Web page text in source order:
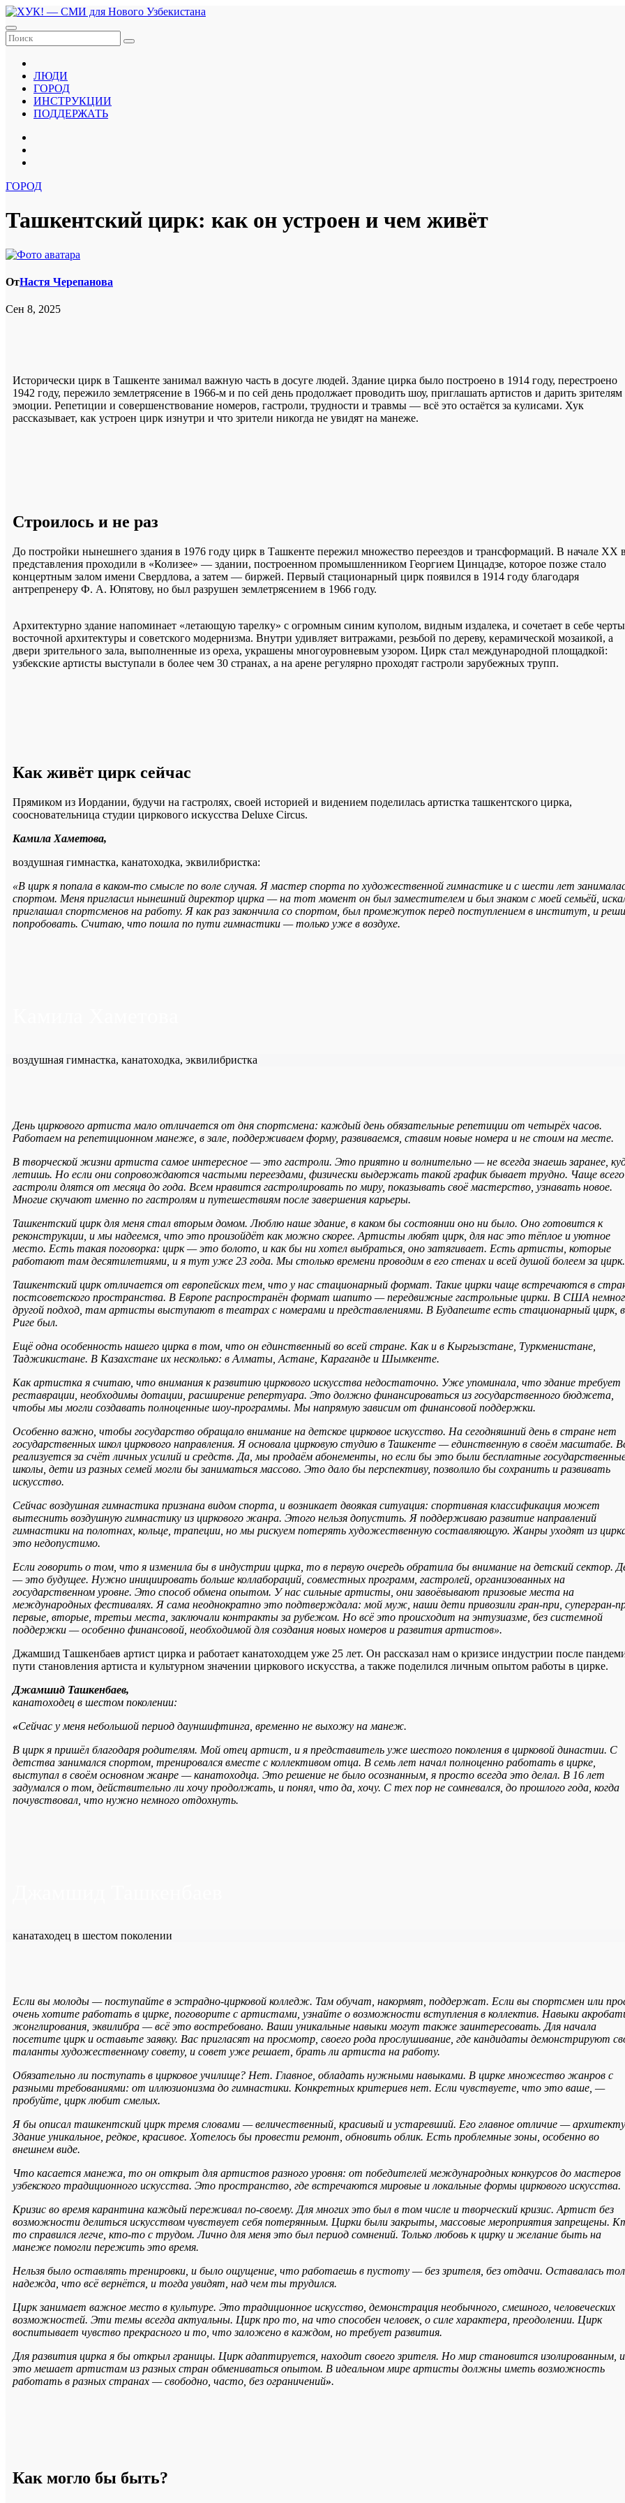
Перейти
к
содержанию
ЛЮДИ
ГОРОД
ИНСТРУКЦИИ
ПОДДЕРЖАТЬ
ГОРОД
Ташкентский цирк: как он устроен и чем живёт
ОтНастя Черепанова
Сен 8, 2025
Исторически цирк в Ташкенте занимал важную часть в досуге людей. Здание цирка было построено в 1914 году, перестроено
1942 году, пережило землетрясение в 1966-м и по сей день продолжает проводить шоу, приглашать артистов и дарить зрителям
эмоции. Репетиции и совершенствование номеров, гастроли, трудности и травмы — всё это остаётся за кулисами. Хук
рассказывает, как устроен цирк изнутри и что зрители никогда не увидят на манеже.
Строилось и не раз
До постройки нынешнего здания в 1976 году цирк в Ташкенте пережил множество переездов и трансформаций. В начале XX
представления проходили в «Колизее» — здании, построенном промышленником Георгием Цинцадзе, которое позже стало
концертным залом имени Свердлова, а затем — биржей. Первый стационарный цирк появился в 1914 году благодаря
антрепренеру Ф. А. Юпятову, но был разрушен землетрясением в 1966 году.
Архитектурно здание напоминает «летающую тарелку» с огромным синим куполом, видным издалека, и сочетает в себе черты
восточной архитектуры и советского модернизма. Внутри удивляет витражами, резьбой по дереву, керамической мозаикой, а
двери зрительного зала, выполненные из ореха, украшены многоуровневым узором. Цирк стал международной площадкой:
узбекские артисты выступали в более чем 30 странах, а на арене регулярно проходят гастроли зарубежных трупп.
Как живёт цирк сейчас
Прямиком из Иордании, будучи на гастролях, своей историей и видением поделилась артистка ташкентского цирка,
соосновательница студии циркового искусства Deluxe Circus.
Камила Хаметова,
воздушная гимнастка, канатоходка, эквилибристка:
«В цирк я попала в каком-то смысле по воле случая. Я мастер спорта по художественной гимнастике и с шести лет
спортом. Меня пригласил нынешний директор цирка — на тот момент он был заместителем и был знаком с моей семьёй,
приглашал спортсменов на работу. Я как раз закончила со спортом, был промежуток перед поступлением в институт, и
попробовать. Считаю, что пошла по пути гимнастики — только уже в воздухе.
воздушная гимнастка, канатоходка, эквилибристка
День циркового артиста мало отличается от дня спортсмена: каждый день обязательные репетиции от четырёх часов.
Работаем на репетиционном манеже, в зале, поддерживаем форму, развиваемся, ставим новые номера и не стоим на месте.
В творческой жизни артиста самое интересное — это гастроли. Это приятно и волнительно — не всегда знаешь заранее,
летишь. Но если они сопровождаются частыми переездами, физически выдержать такой график бывает трудно. Чаще всего
гастроли длятся от месяца до года. Всем нравится гастролировать по миру, показывать своё мастерство, узнавать новое.
Многие скучают именно по гастролям и путешествиям после завершения карьеры.
Ташкентский цирк для меня стал вторым домом. Люблю наше здание, в каком бы состоянии оно ни было. Оно готовится к
реконструкции, и мы надеемся, что это произойдёт как можно скорее. Артисты любят цирк, для нас это тёплое и уютное
место. Есть такая поговорка: цирк — это болото, и как бы ни хотел выбраться, оно затягивает. Есть артисты, которые
работают там десятилетиями, и я тут уже 23 года. Мы столько времени проводим в его стенах и всей душой болеем за цирк.
Ташкентский цирк отличается от европейских тем, что у нас стационарный формат. Такие цирки чаще встречаются в
постсоветского пространства. В Европе распространён формат шапито — передвижные гастрольные цирки. В США
другой подход, там артисты выступают в театрах с номерами и представлениями. В Будапеште есть стационарный цирк, в
Риге был.
Ещё одна особенность нашего цирка в том, что он единственный во всей стране. Как и в Кыргызстане, Туркменистане,
Таджикистане. В Казахстане их несколько: в Алматы, Астане, Караганде и Шымкенте.
Как артистка я считаю, что внимания к развитию циркового искусства недостаточно. Уже упоминала, что здание требует
реставрации, необходимы дотации, расширение репертуара. Это должно финансироваться из государственного бюджета,
чтобы мы могли создавать полноценные шоу-программы. Мы напрямую зависим от финансовой поддержки.
Особенно важно, чтобы государство обращало внимание на детское цирковое искусство. На сегодняшний день в стране нет
государственных школ циркового направления. Я основала цирковую студию в Ташкенте — единственную в своём масштабе.
реализуется за счёт личных усилий и средств. Да, мы продаём абонементы, но если бы это были бесплатные
школы, дети из разных семей могли бы заниматься массово. Это дало бы перспективу, позволило бы сохранить и развивать
искусство.
Сейчас воздушная гимнастика признана видом спорта, и возникает двоякая ситуация: спортивная классификация может
вытеснить воздушную гимнастику из циркового жанра. Этого нельзя допустить. Я поддерживаю развитие направлений
гимнастики на полотнах, кольце, трапеции, но мы рискуем потерять художественную составляющую. Жанры уходят из
это недопустимо.
Если говорить о том, что я изменила бы в индустрии цирка, то в первую очередь обратила бы внимание на детский сектор.
— это будущее. Нужно инициировать больше коллабораций, совместных программ, гастролей, организованных на
государственном уровне. Это способ обмена опытом. У нас сильные артисты, они завоёвывают призовые места на
международных фестивалях. Я сама неоднократно это подтверждала: мой муж, наши дети привозили гран-при, супергран-
первые, вторые, третьи места, заключали контракты за рубежом. Но всё это происходит на энтузиазме, без системной
поддержки — особенно финансовой, необходимой для создания новых номеров и развития артистов».
Джамшид Ташкенбаев артист цирка и работает канатоходцем уже 25 лет. Он рассказал нам о кризисе индустрии после
пути становления артиста и культурном значении циркового искусства, а также поделился личным опытом работы в цирке.
Джамшид Ташкенбаев,
канатоходец в шестом поколении:
«Сейчас у меня небольшой период дауншифтинга, временно не выхожу на манеж.
В цирк я пришёл благодаря родителям. Мой отец артист, и я представитель уже шестого поколения в цирковой династии. С
детства занимался спортом, тренировался вместе с коллективом отца. В семь лет начал полноценно работать в цирке,
выступал в своём основном жанре — канатоходца. Это решение не было осознанным, я просто всегда это делал. В 16 лет
задумался о том, действительно ли хочу продолжать, и понял, что да, хочу. С тех пор не сомневался, до прошлого года, когда
почувствовал, что нужно немного отдохнуть.
канатаходец в шестом поколении
Если вы молоды — поступайте в эстрадно-цирковой колледж. Там обучат, накормят, поддержат. Если вы спортсмен или
очень хотите работать в цирке, поговорите с артистами, узнайте о возможности вступления в коллектив. Навыки
жонглирования, эквилибра — всё это востребовано. Ваши уникальные навыки могут также заинтересовать. Для начала
посетите цирк и оставьте заявку. Вас пригласят на просмотр, своего рода прослушивание, где кандидаты демонстрируют
таланты художественному совету, и совет уже решает, брать ли артиста на работу.
Обязательно ли поступать в цирковое училище? Нет. Главное, обладать нужными навыками. В цирке множество жанров с
разными требованиями: от иллюзионизма до гимнастики. Конкретных критериев нет. Если чувствуете, что это ваше, —
пробуйте, цирк любит смелых.
Я бы описал ташкентский цирк тремя словами — величественный, красивый и устаревший. Его главное отличие —
Здание уникальное, редкое, красивое. Хотелось бы провести ремонт, обновить облик. Есть проблемные зоны, особенно во
внешнем виде.
Что касается манежа, то он открыт для артистов разного уровня: от победителей международных конкурсов до мастеров
узбекского традиционного искусства. Это пространство, где встречаются мировые и локальные формы циркового искусства.
Кризис во время карантина каждый переживал по-своему. Для многих это был в том числе и творческий кризис. Артист без
возможности делиться искусством чувствует себя потерянным. Цирки были закрыты, массовые мероприятия запрещены.
то справился легче, кто-то с трудом. Лично для меня это был период сомнений. Только любовь к цирку и желание быть на
манеже помогли пережить это время.
Нельзя было оставлять тренировки, и было ощущение, что работаешь в пустоту — без зрителя, без отдачи. Оставалась
надежда, что всё вернётся, и тогда увидят, над чем ты трудился.
Цирк занимает важное место в культуре. Это традиционное искусство, демонстрация необычного, смешного, человеческих
возможностей. Эти темы всегда актуальны. Цирк про то, на что способен человек, о силе характера, преодолении. Цирк
воспитывает чувство прекрасного и то, что заложено в каждом, но требует развития.
Для развития цирка я бы открыл границы. Цирк адаптируется, находит своего зрителя. Но мир становится изолированным, и
это мешает артистам из разных стран обмениваться опытом. В идеальном мире артисты должны иметь возможность
работать в разных странах — свободно, часто, без ограничений».
Как могло бы быть?